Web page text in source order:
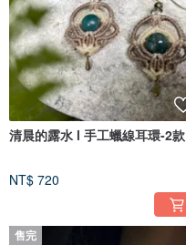
清晨的露水 l 手工蠟線耳環-2款
NT$ 720
售完